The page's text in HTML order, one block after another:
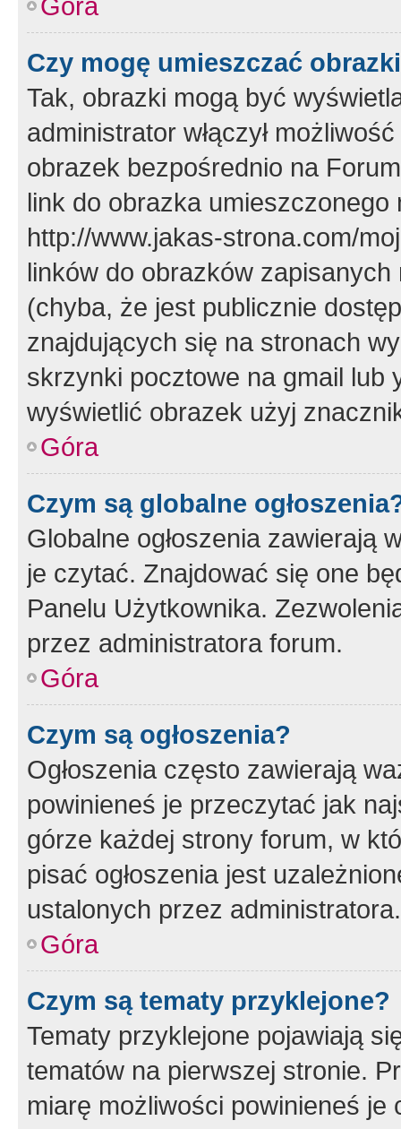
Czy mogę umieszczać
Tak, obrazki mogą być
administrator włączył
obrazek bezpośrednio na
link do obrazka
http://www.jakas-strona.com/
linków do obrazków
(chyba, że jest publicznie
znajdujących się na stronach
skrzynki pocztowe na gmail lub
wyświetlić obrazek użyj
Góra
Czym są globalne
Globalne ogłoszenia zawierają
je czytać. Znajdować się one
Panelu Użytkownika.
przez administratora forum.
Góra
Czym są ogłoszenia?
Ogłoszenia często zawierają
powinieneś je przeczytać jak
górze każdej strony forum, w
pisać ogłoszenia jest
ustalonych przez administratora.
Góra
Czym są tematy przyklejone?
Tematy przyklejone pojawiają
tematów na pierwszej stronie.
miarę możliwości powinieneś je